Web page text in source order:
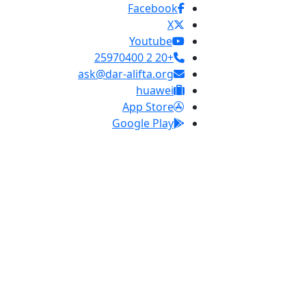
Facebook
X
Youtube
+20 2 25970400
ask@dar-alifta.org
huawei
App Store
Google Play